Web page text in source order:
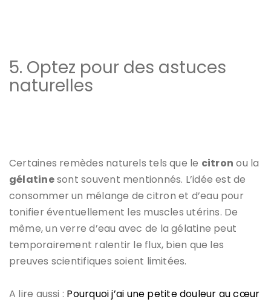
5. Optez pour des astuces
naturelles
Certaines remèdes naturels tels que le citron ou la
gélatinesont souvent mentionnés. L’idée est de
consommer un mélange de citron et d’eau pour
tonifier éventuellement les muscles utérins. De
même, un verre d’eau avec de la gélatine peut
temporairement ralentir le flux, bien que les
preuves scientifiques soient limitées.
A lire aussi : Pourquoi j’ai une petite douleur au cœur